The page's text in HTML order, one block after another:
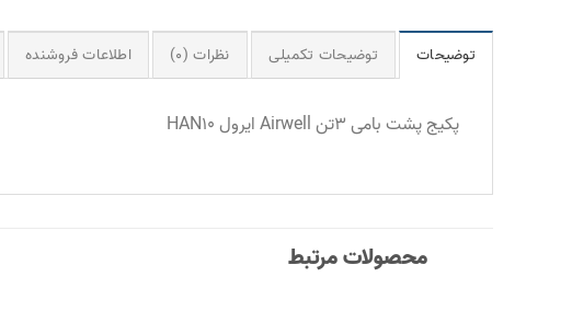
توضیحات توضیحات تکمیلی نظرات (0) اطلاعات فروشنده
پکیج پشت بامی 3تن Airwell ایرول HAN10
محصولات مرتبط